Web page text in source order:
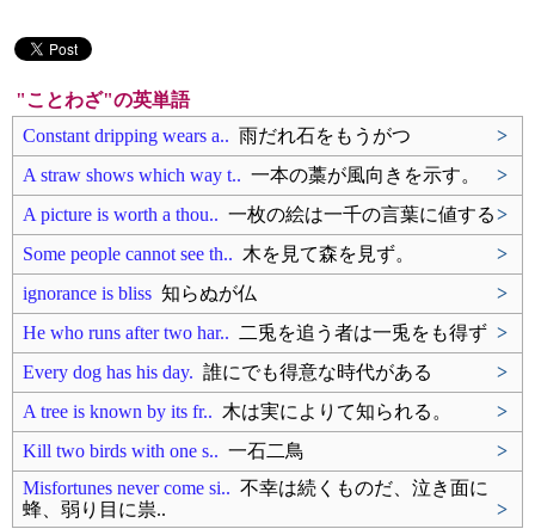
"ことわざ"の英単語
Constant dripping wears a.. 雨だれ石をもうがつ
>
A straw shows which way t.. 一本の藁が風向きを示す。
>
A picture is worth a thou.. 一枚の絵は一千の言葉に値する>
Some people cannot see th.. 木を見て森を見ず。
>
ignorance is bliss 知らぬが仏
>
He who runs after two har.. 二兎を追う者は一兎をも得ず >
Every dog has his day. 誰にでも得意な時代がある
>
A tree is known by its fr.. 木は実によりて知られる。
>
Kill two birds with one s.. 一石二鳥
>
Misfortunes never come si.. 不幸は続くものだ、泣き面に
蜂、弱り目に祟..
>